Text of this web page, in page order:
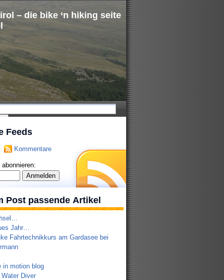
– die bike ‘n hiking seite
Feeds
Kommentare
Post passende Artikel
Jahr…
Fahrtechnikkurs am Gardasee bei
in motion blog
Diver